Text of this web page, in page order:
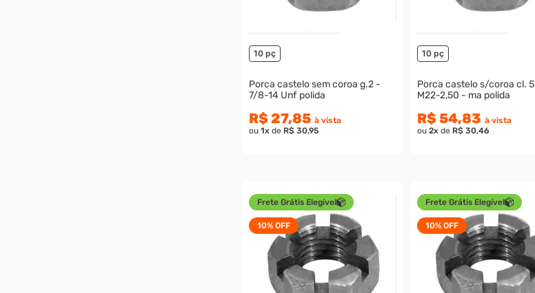
10 pç
Porca castelo sem coroa g.2 -
7/8-14 Unf polida
R$ 27,85 à vista
ou 1x de R$ 30,95
10 pç
Porca castelo s/coroa cl. 5 -
M22-2,50 - ma polida
R$ 54,83 à vista
ou 2x de R$ 30,46
Frete Grátis Elegível
10% OFF
Frete Grátis Elegível
10% OFF